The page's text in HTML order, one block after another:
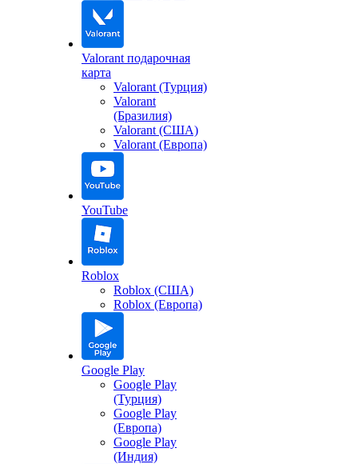
Valorant подарочная
карта
Valorant (Турция)
Valorant
(Бразилия)
Valorant (США)
Valorant (Европа)
YouTube
Roblox
Roblox (США)
Roblox (Европа)
Google Play
Google Play
(Турция)
Google Play
(Европа)
Google Play
(Индия)